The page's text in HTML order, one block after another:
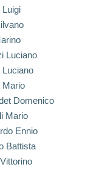
Luigi
Luciano
Luciano
Mario
Domenico
Mario
Ennio
Battista